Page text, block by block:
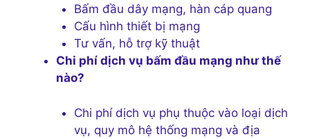
Bấm đầu dây mạng, hàn cáp quang
Cấu hình thiết bị mạng
Tư vấn, hỗ trợ kỹ thuật
Chi phí dịch vụ bấm đầu mạng như thế
nào?
Chi phí dịch vụ phụ thuộc vào loại dịch
vụ, quy mô hệ thống mạng và địa